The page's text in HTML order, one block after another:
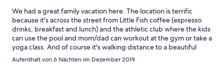
We had a great family vacation here. The location is terrific
because it's across the street from Little Fish coffee (espresso
drinks, breakfast and lunch) and the athletic club where the kids
can use the pool and mom/dad can workout at the gym or take a
yoga class. And of course it's walking distance to a beautiful
beach as well as the Plantation restaurant. Nice shops and other
Aufenthalt von 6 Nächten im Dezember 2019